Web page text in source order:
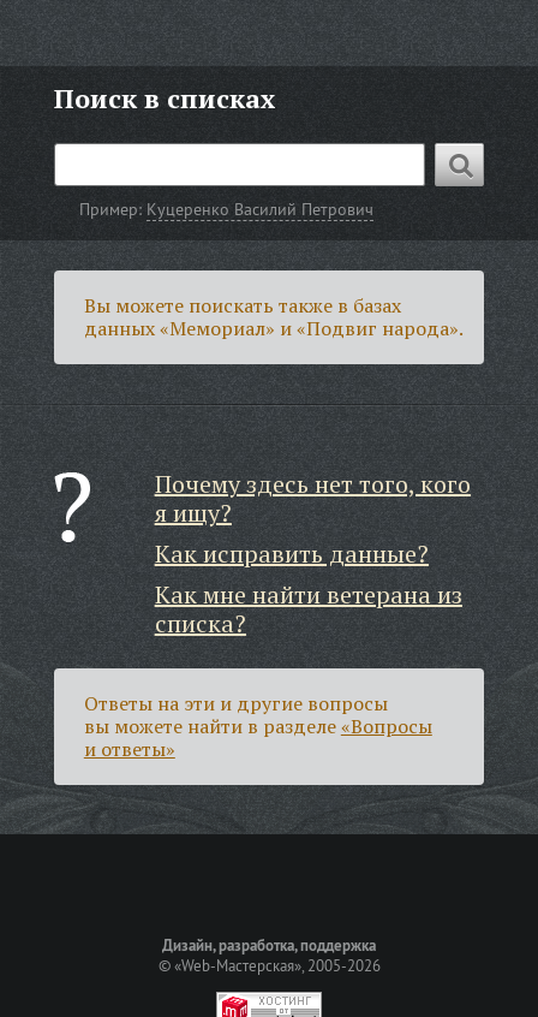
Поиск в списках
Пример: Куцеренко Василий Петрович
Вы можете поискать также в базах
данных «Мемориал» и «Подвиг народа».
Почему здесь нет того, кого
я ищу?
Как исправить данные?
Как мне найти ветерана из
списка?
Ответы на эти и другие вопросы
вы можете найти в разделе«Вопросы
и ответы»
Дизайн, разработка, поддержка
©«Web-Мастерская», 2005-2026